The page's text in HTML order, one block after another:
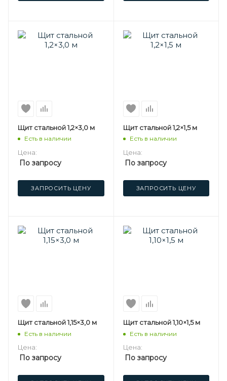
Щит стальной 1,2×3,0 м
Есть в наличии
Цена:
По запросу
ЗАПРОСИТЬ ЦЕНУ
Щит стальной 1,2×1,5 м
Есть в наличии
Цена:
По запросу
ЗАПРОСИТЬ ЦЕНУ
Щит стальной 1,15×3,0 м
Есть в наличии
Цена:
По запросу
Щит стальной 1,10×1,5 м
Есть в наличии
Цена:
По запросу